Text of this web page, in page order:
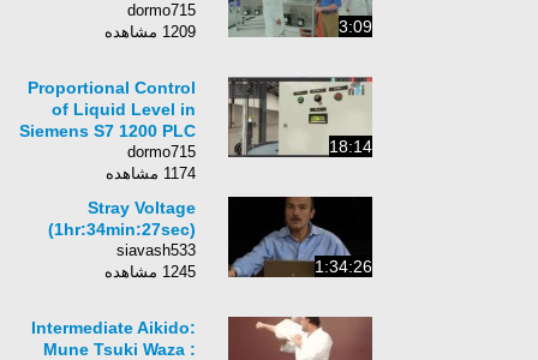
3:09
dormo715
1209 مشاهده
18:14
Proportional Control
of Liquid Level in
Siemens S7 1200 PLC
dormo715
1174 مشاهده
1:34:26
Stray Voltage
(1hr:34min:27sec)
siavash533
1245 مشاهده
Intermediate Aikido:
Mune Tsuki Waza :